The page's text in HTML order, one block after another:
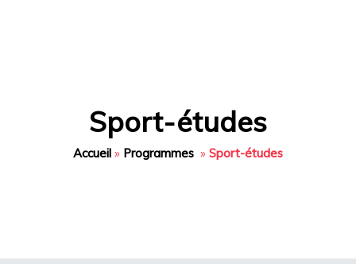
Sport-études
Accueil » Programmes » Sport-études